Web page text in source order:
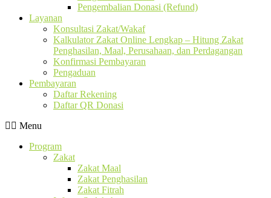
Pengembalian Donasi (Refund)
Layanan
Konsultasi Zakat/Wakaf
Kalkulator Zakat Online Lengkap – Hitung Zakat
Penghasilan, Maal, Perusahaan, dan Perdagangan
Konfirmasi Pembayaran
Pengaduan
Pembayaran
Daftar Rekening
Daftar QR Donasi
Menu
Program
Zakat
Zakat Maal
Zakat Penghasilan
Zakat Fitrah